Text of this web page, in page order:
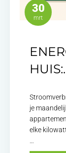
30
mrt
je
elke